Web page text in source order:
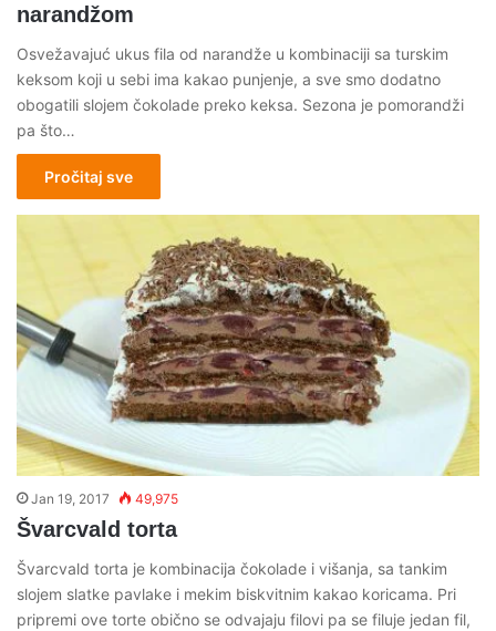
narandžom
Osvežavajuć ukus fila od narandže u kombinaciji sa turskim
keksom koji u sebi ima kakao punjenje, a sve smo dodatno
obogatili slojem čokolade preko keksa. Sezona je pomorandži
pa što…
Pročitaj sve
Jan 19, 2017 49,975
Švarcvald torta
Švarcvald torta je kombinacija čokolade i višanja, sa tankim
slojem slatke pavlake i mekim biskvitnim kakao koricama. Pri
pripremi ove torte obično se odvajaju filovi pa se filuje jedan fil,